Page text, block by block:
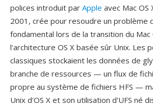
polices introduit par Apple avec Mac OS
2001, crée pour resoudre un problème
fondamental lors de la transition du Mac
l'architecture OS X basée sûr Unix. Les
classiques stockaient les données de
branche de ressources — un flux de
propre au système de fichiers HFS —
Unix d'OS X et son utilisation d'UFS né